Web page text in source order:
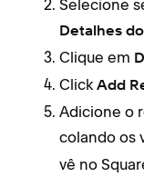
Selecione
Detalhes
Clique em
Click Add
Adicione o
colando os
vê no